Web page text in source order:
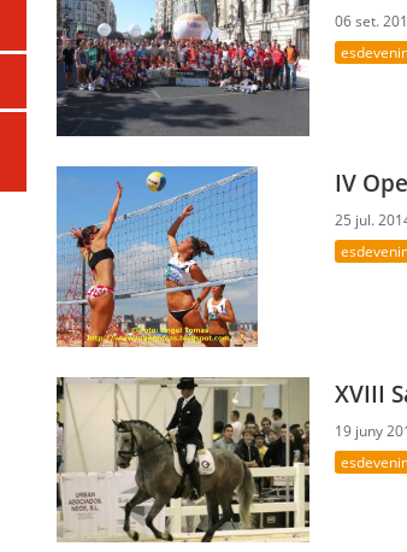
06 set.
IV
25 jul.
XVIII
19 juny